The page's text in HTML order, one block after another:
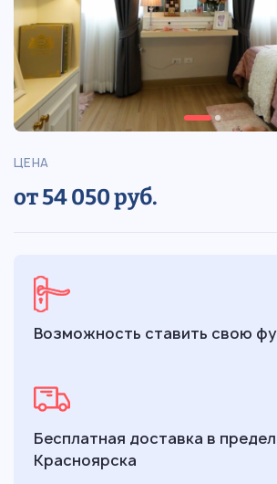
ЦЕНА
от 54 050 руб.
Возможность ставить свою
Бесплатная доставка в
Красноярска